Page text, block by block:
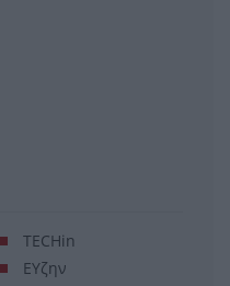
TECHin
ΕΥζην